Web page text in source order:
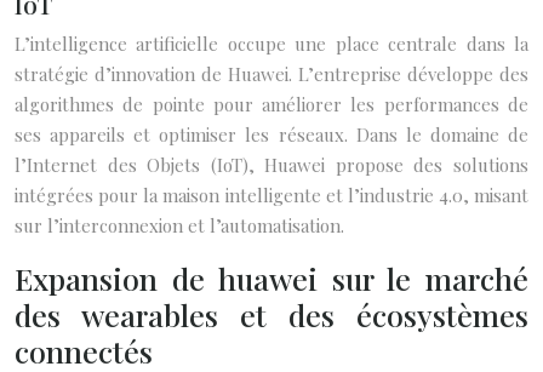
L’intelligence artificielle occupe une place centrale dans la
stratégie d’innovation de Huawei. L’entreprise développe des
algorithmes de pointe pour améliorer les performances de
ses appareils et optimiser les réseaux. Dans le domaine de
l’Internet des Objets (IoT), Huawei propose des solutions
intégrées pour la maison intelligente et l’industrie 4.0, misant
sur l’interconnexion et l’automatisation.
Expansion de huawei sur le marché
des wearables et des écosystèmes
connectés